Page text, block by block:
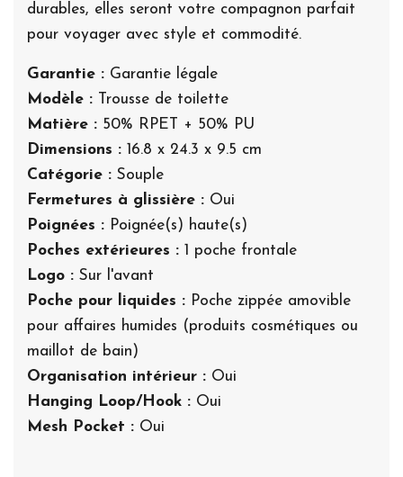
durables, elles seront votre compagnon parfait
pour voyager avec style et commodité.
Garantie : Garantie légale
Modèle :
Trousse de toilette
Matière : 50% RPET + 50% PU
Dimensions : 16.8 x 24.3 x 9.5 cm
Catégorie : Souple
Fermetures à glissière : Oui
Poignées : Poignée(s) haute(s)
Poches extérieures : 1 poche frontale
Logo : Sur l'avant
Poche pour liquides : Poche zippée amovible
pour affaires humides (produits cosmétiques ou
maillot de bain)
Organisation intérieur : Oui
Hanging Loop/Hook : Oui
Mesh Pocket : Oui